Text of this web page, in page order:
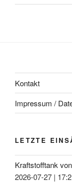
Kontakt
Impressum /
LETZTE
Kraftstofftank
2026-07-27 |